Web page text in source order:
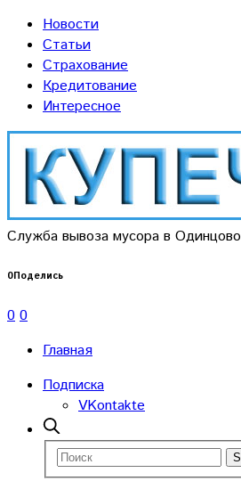
Новости
Статьи
Страхование
Кредитование
Интересное
Служба вывоза мусора в Одинцово
0Поделись
0 0
Главная
Подписка
VKontakte